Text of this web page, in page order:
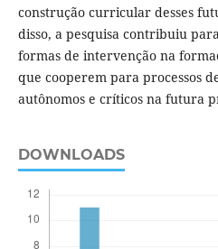
construção curricular desses
disso, a pesquisa contribuiu
formas de intervenção na
que cooperem para processos
autônomos e críticos na futura
DOWNLOADS